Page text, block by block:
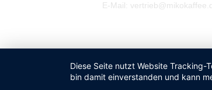
E-Mail:
Diese Seite nutzt Website
bin damit einverstanden und kann